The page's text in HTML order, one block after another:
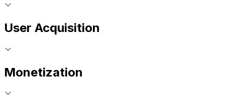
User Acquisition
Monetization